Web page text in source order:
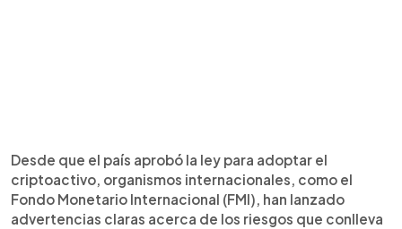
Desde que el país aprobó la ley para adoptar el
criptoactivo, organismos internacionales, como el
Fondo Monetario Internacional (FMI), han lanzado
advertencias claras acerca de los riesgos que conlleva